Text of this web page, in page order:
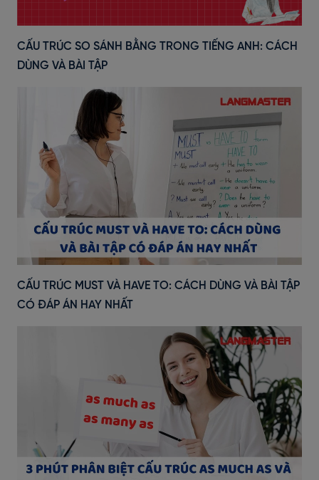
CẤU TRÚC SO SÁNH BẰNG TRONG TIẾNG ANH: CÁCH
DÙNG VÀ BÀI TẬP
CẤU TRÚC MUST VÀ HAVE TO: CÁCH DÙNG VÀ BÀI TẬP
CÓ ĐÁP ÁN HAY NHẤT